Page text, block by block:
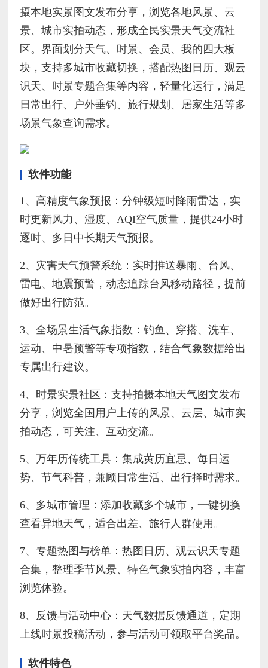
摄本地实景图文发布分享，浏览各地风景、云
景、城市实拍动态，形成全民实景天气交流社
区。界面划分天气、时景、会员、我的四大板
块，支持多城市收藏切换，搭配热图日历、观云
识天、时景专题合集等内容，轻量化运行，满足
日常出行、户外垂钓、旅行规划、居家生活等多
场景气象查询需求。
软件功能
1、高精度气象预报：分钟级短时降雨雷达，实
时更新风力、湿度、AQI空气质量，提供24小时
逐时、多日中长期天气预报。
2、灾害天气预警系统：实时推送暴雨、台风、
雷电、地震预警，动态追踪台风移动路径，提前
做好出行防范。
3、全场景生活气象指数：钓鱼、穿搭、洗车、
运动、中暑预警等专项指数，结合气象数据给出
专属出行建议。
4、时景实景社区：支持拍摄本地天气图文发布
分享，浏览全国用户上传的风景、云层、城市实
拍动态，可关注、互动交流。
5、万年历传统工具：集成黄历宜忌、每日运
势、节气科普，兼顾日常生活、出行择时需求。
6、多城市管理：添加收藏多个城市，一键切换
查看异地天气，适合出差、旅行人群使用。
7、专题热图与榜单：热图日历、观云识天专题
合集，整理季节风景、特色气象实拍内容，丰富
浏览体验。
8、反馈与活动中心：天气数据反馈通道，定期
上线时景投稿活动，参与活动可领取平台奖品。
软件特色